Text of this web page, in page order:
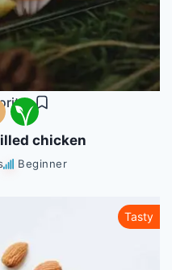
chicken
Beginner
Tasty